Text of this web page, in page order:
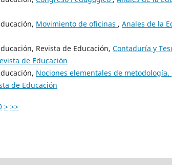
Movimiento de oficinas , Anales de la
Revista de Educación, Contaduría y
de Educación
Nociones elementales de metodología.
de Educación
> >>